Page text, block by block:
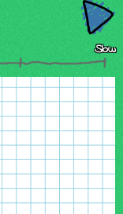
Slow